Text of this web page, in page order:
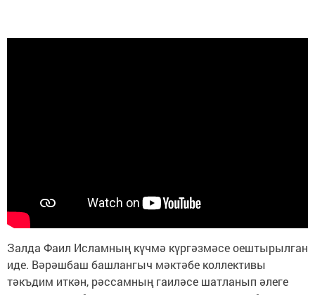
Залда Фаил Исламның күчмә күргәзмәсе оештырылган
иде. Вәрәшбаш башлангыч мәктәбе коллективы
тәкъдим иткән, рәссамның гаиләсе шатланып әлеге